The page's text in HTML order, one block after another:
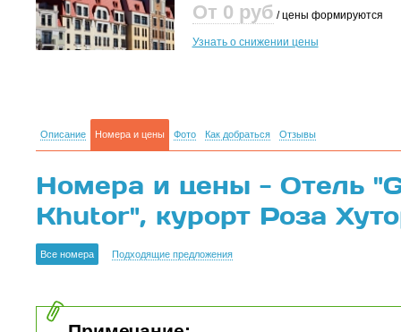
От 0 руб / цены формируются
Узнать о снижении цены
Описание Номера и цены Фото Как добраться Отзывы
Номера и цены - Отель
Khutor", курорт Роза
Все номера Подходящие предложения